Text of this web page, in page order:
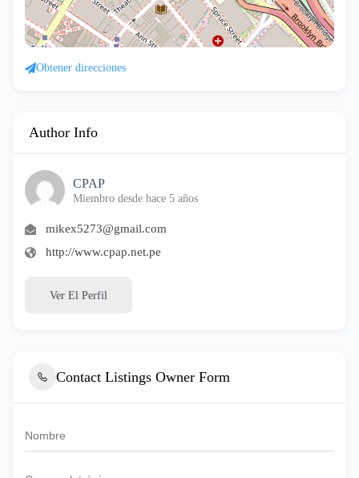
Obtener direcciones
Author Info
CPAP
Miembro desde hace 5 años
mikex5273@gmail.com
http://www.cpap.net.pe
Ver El Perfil
Contact Listings Owner Form